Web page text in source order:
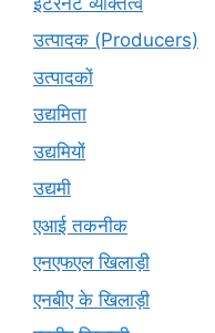
उत्पादक (Producers)
उत्पादकों
उद्यमिता
उद्यमियों
उद्यमी
एआई तकनीक
एनएफएल खिलाड़ी
एनबीए के खिलाड़ी